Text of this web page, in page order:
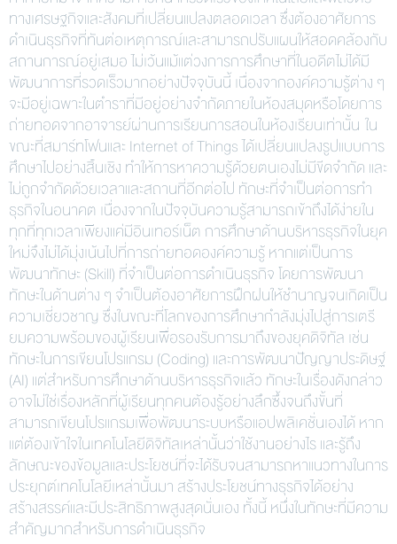
ทางเศรษฐกิจและสังคมที่เปลี่ยนแปลงตลอดเวลา ซึ่งต้องอาศัยการ
ดำเนินธุรกิจที่ทันต่อเหตุการณ์และสามารถปรับแผนให้สอดคล้องกับ
สถานการณ์อยู่เสมอ ไม่เว้นแม้แต่วงการการศึกษาที่ในอดีตไม่ได้มี
พัฒนาการที่รวดเร็วมากอย่างปัจจุบันนี้ เนื่องจากองค์ความรู้ต่าง ๆ
จะมีอยู่เฉพาะในตำราที่มีอยู่อย่างจำกัดภายในห้องสมุดหรือโดยการ
ถ่ายทอดจากอาจารย์ผ่านการเรียนการสอนในห้องเรียนเท่านั้น ใน
ขณะที่สมาร์ทโฟนและ Internet of Things ได้เปลี่ยนแปลงรูปแบบการ
ศึกษาไปอย่างสิ้นเชิง ทำให้การหาความรู้ด้วยตนเองไม่มีขีดจำกัด และ
ไม่ถูกจำกัดด้วยเวลาและสถานที่อีกต่อไป ทักษะที่จำเป็นต่อการทำ
ธุรกิจในอนาคต เนื่องจากในปัจจุบันความรู้สามารถเข้าถึงได้ง่ายใน
ทุกที่ทุกเวลาเพียงแค่มีอินเทอร์เน็ต การศึกษาด้านบริหารธุรกิจในยุค
ใหม่จึงไม่ได้มุ่งเน้นไปที่การถ่ายทอดองค์ความรู้ หากแต่เป็นการ
พัฒนาทักษะ (Skill) ที่จำเป็นต่อการดำเนินธุรกิจ โดยการพัฒนา
ทักษะในด้านต่าง ๆ จำเป็นต้องอาศัยการฝึกฝนให้ชำนาญจนเกิดเป็น
ความเชี่ยวชาญ ซึ่งในขณะที่โลกของการศึกษากำลังมุ่งไปสู่การเตรี
ยมความพร้อมของผู้เรียนเพื่อรองรับการมาถึงของยุคดิจิทัล เช่น
ทักษะในการเขียนโปรแกรม (Coding) และการพัฒนาปัญญาประดิษฐ์
(AI) แต่สำหรับการศึกษาด้านบริหารธุรกิจแล้ว ทักษะในเรื่องดังกล่าว
อาจไม่ใช่เรื่องหลักที่ผู้เรียนทุกคนต้องรู้อย่างลึกซึ้งจนถึงขั้นที่
สามารถเขียนโปรแกรมเพื่อพัฒนาระบบหรือแอปพลิเคชั่นเองได้ หาก
แต่ต้องเข้าใจในเทคโนโลยีดิจิทัลเหล่านั้นว่าใช้งานอย่างไร และรู้ถึง
ลักษณะของข้อมูลและประโยชน์ที่จะได้รับจนสามารถหาแนวทางในการ
ประยุกต์เทคโนโลยีเหล่านั้นมา สร้างประโยชน์ทางธุรกิจได้อย่าง
สร้างสรรค์และมีประสิทธิภาพสูงสุดนั่นเอง ทั้งนี้ หนึ่งในทักษะที่มีความ
สำคัญมากสำหรับการดำเนินธุรกิจ